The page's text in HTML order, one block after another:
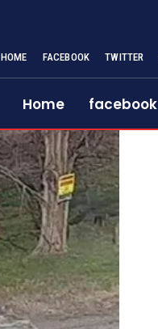
HOME FACEBOOK TWITTER
Home facebook